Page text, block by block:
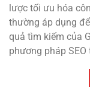
lược tối ưu hóa
thường áp dụng
quả tìm kiếm của
phương pháp